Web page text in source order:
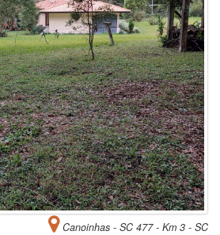
Canoinhas - SC 477 - Km 3 - SC